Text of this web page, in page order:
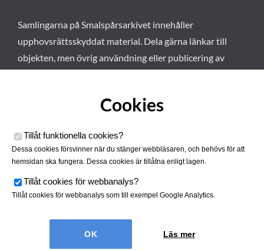
Samlingarna på Smalspårsarkivet innehåller
upphovsrättsskyddat material. Dela gärna länkar till
objekten, men övrig användning eller publicering av
Smalspårsarkivet drivs av
Tjustbygdens Järnvägsförening
Cookies
Tillåt funktionella cookies?
Dessa cookies försvinner när du stänger webbläsaren, och behövs för att
hemsidan ska fungera. Dessa cookies är tillåtna enligt lagen.
Tillåt cookies för webbanalys?
Tillåt cookies för webbanalys som till exempel Google Analytics.
Läs mer